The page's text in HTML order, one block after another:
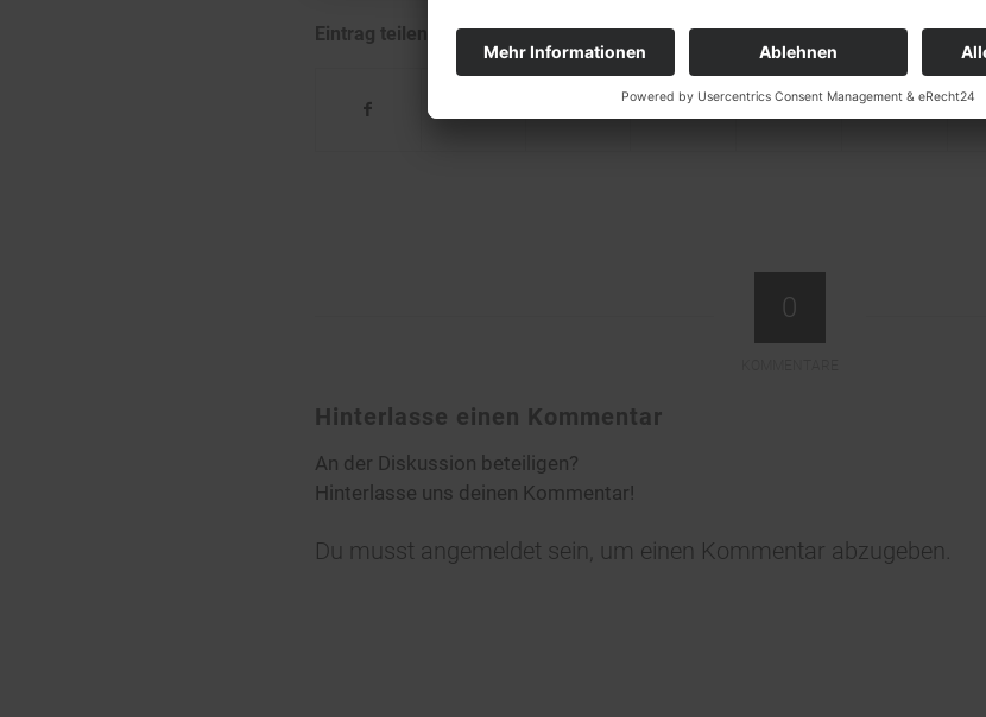
Eintrag teilen
0
Hinterlasse einen Kommentar
An der Diskussion beteiligen?
Hinterlasse uns deinen Kommentar!
Du musst angemeldet sein, um einen Kommentar abzugeben.